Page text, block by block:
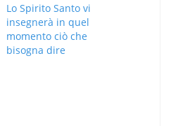
Lo Spirito Santo vi
insegnerà in quel
momento ciò che
bisogna dire